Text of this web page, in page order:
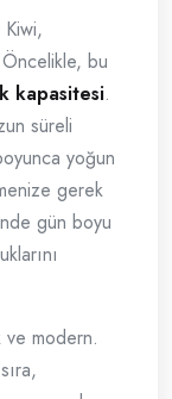
bu
kapasitesi.
süreli
yoğun
gerek
gün boyu
ve modern.